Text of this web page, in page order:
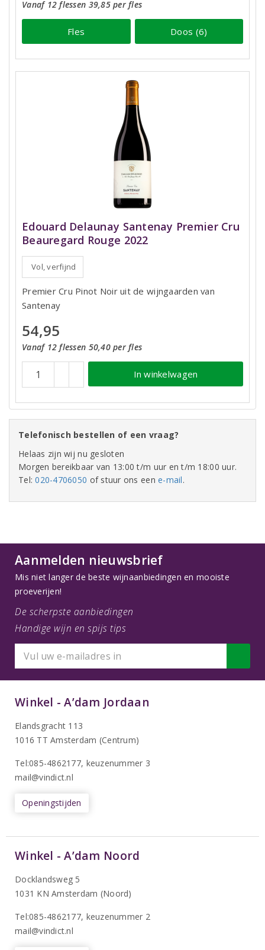
Vanaf 12 flessen 39,85 per fles
Fles Doos (6)
Edouard Delaunay Santenay Premier Cru
Beauregard Rouge 2022
Vol, verfijnd
Premier Cru Pinot Noir uit de wijngaarden van
Santenay
54,95
Vanaf 12 flessen 50,40 per fles
In winkelwagen
Telefonisch bestellen of een vraag?
Helaas zijn wij nu gesloten
Morgen bereikbaar van 13:00 t/m uur en t/m 18:00 uur.
Tel:020-4706050 of stuur ons eene-mail.
Aanmelden nieuwsbrief
Mis niet langer de beste wijnaanbiedingen en mooiste
proeverijen!
De scherpste aanbiedingen
Handige wijn en spijs tips
Winkel - A’dam Jordaan
Elandsgracht 113
1016 TT Amsterdam (Centrum)
Tel:085-4862177, keuzenummer 3
mail@vindict.nl
Openingstijden
Winkel - A’dam Noord
Docklandsweg 5
1031 KN Amsterdam (Noord)
Tel:085-4862177, keuzenummer 2
mail@vindict.nl